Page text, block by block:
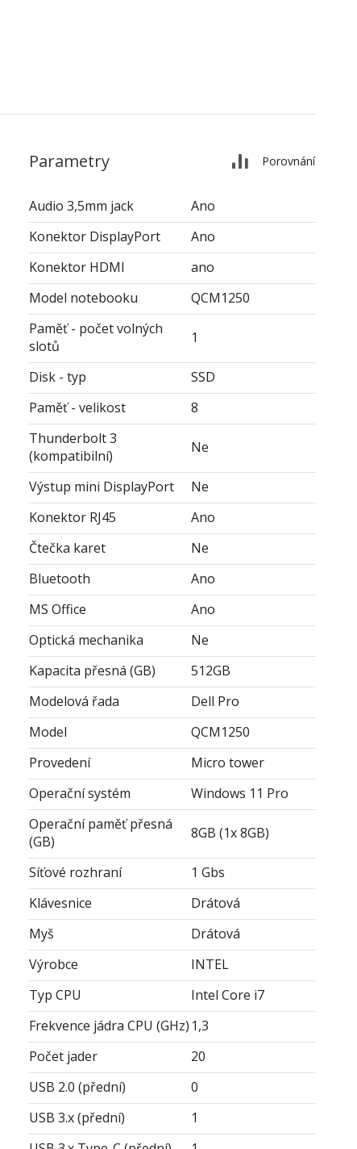
Parametry Porovnání
Audio 3,5mm jack
Ano
Konektor DisplayPort
Ano
Konektor HDMI
ano
Model notebooku
QCM1250
Paměť - počet volných
slotů
1
Disk - typ
SSD
Paměť - velikost
8
Thunderbolt 3
(kompatibilní)
Ne
Výstup mini DisplayPort
Ne
Konektor RJ45
Ano
Čtečka karet
Ne
Bluetooth
Ano
MS Office
Ano
Optická mechanika
Ne
Kapacita přesná (GB)
512GB
Modelová řada
Dell Pro
Model
QCM1250
Provedení
Micro tower
Operační systém
Windows 11 Pro
Operační paměť přesná
(GB)
8GB (1x 8GB)
Síťové rozhraní
1 Gbs
Klávesnice
Drátová
Myš
Drátová
Výrobce
INTEL
Typ CPU
Intel Core i7
Frekvence jádra CPU (GHz) 1,3
Počet jader
20
USB 2.0 (přední)
0
USB 3.x (přední)
1